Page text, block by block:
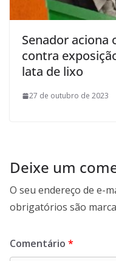
Senador aciona
contra
lata de lixo
27 de outubro de 2023
Deixe um
O seu endereço de e-
obrigatórios são
Comentário *